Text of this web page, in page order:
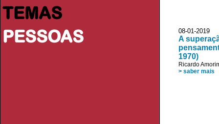
TEMAS
PESSOAS
08-01-
A
1970)
Ricardo
> saber mais